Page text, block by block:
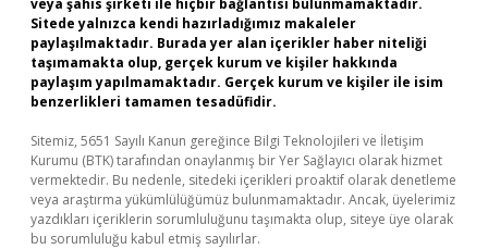
veya şahıs şirketi ile hiçbir bağlantısı bulunmamaktadır.
Sitede yalnızca kendi hazırladığımız makaleler
paylaşılmaktadır. Burada yer alan içerikler haber niteliği
taşımamakta olup, gerçek kurum ve kişiler hakkında
paylaşım yapılmamaktadır. Gerçek kurum ve kişiler ile isim
benzerlikleri tamamen tesadüfidir.
Sitemiz, 5651 Sayılı Kanun gereğince Bilgi Teknolojileri ve İletişim
Kurumu (BTK) tarafından onaylanmış bir Yer Sağlayıcı olarak hizmet
vermektedir. Bu nedenle, sitedeki içerikleri proaktif olarak denetleme
veya araştırma yükümlülüğümüz bulunmamaktadır. Ancak, üyelerimiz
yazdıkları içeriklerin sorumluluğunu taşımakta olup, siteye üye olarak
bu sorumluluğu kabul etmiş sayılırlar.